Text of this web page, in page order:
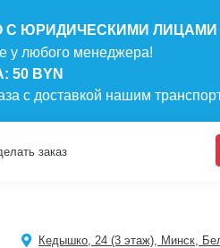
С ЮРИДИЧЕСКИМИ ЛИЦАМИ
у любого менеджера!
BYN
с доставкой нашим
заказ
Кедышко, 24 (3 этаж), Минск,